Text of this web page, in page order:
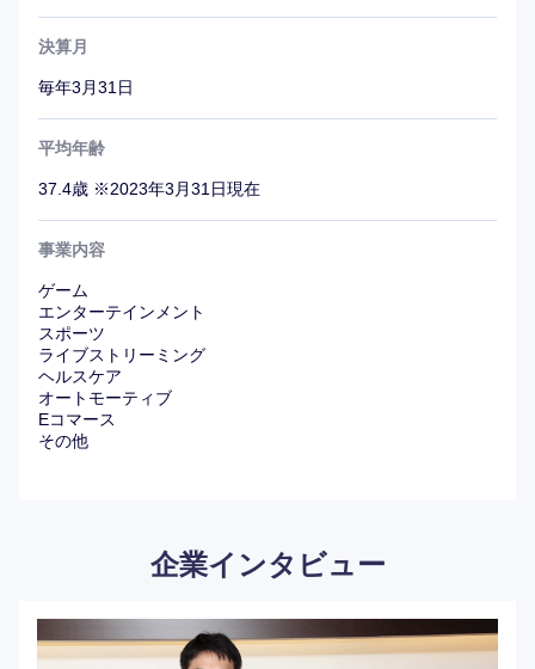
決算月
毎年3月31日
平均年齢
37.4歳 ※2023年3月31日現在
事業内容
ゲーム
エンターテインメント
スポーツ
ライブストリーミング
ヘルスケア
オートモーティブ
Eコマース
その他
企業インタビュー